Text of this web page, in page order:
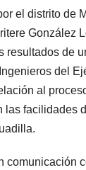
el distrito de
González
resultados de
del
al
las facilidades
comunicación